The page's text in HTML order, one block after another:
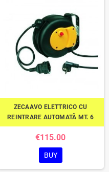
ZECAAVO ELETTRICO CU
REINTRARE AUTOMATĂ MT. 6
€115.00
BUY